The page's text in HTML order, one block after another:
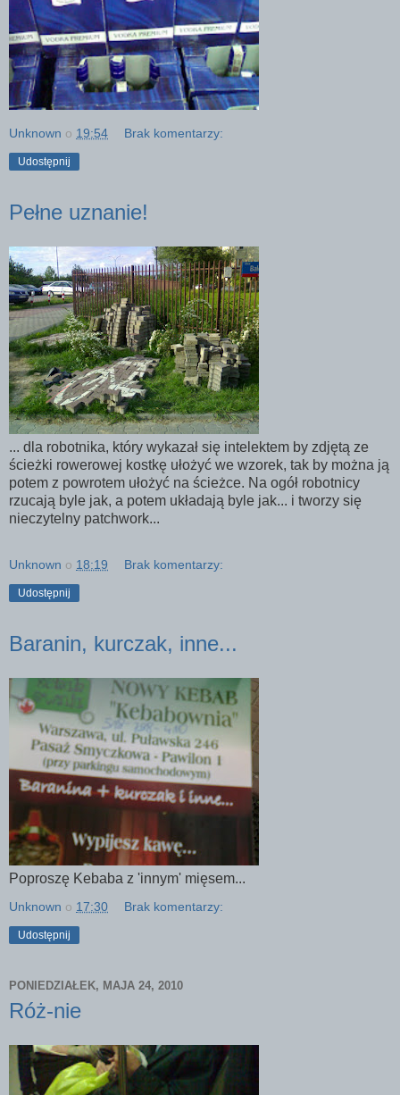
Unknown o 19:54 Brak komentarzy:
Udostępnij
Pełne uznanie!
... dla robotnika, który wykazał się intelektem by zdjętą ze
ścieżki rowerowej kostkę ułożyć we wzorek, tak by można ją
potem z powrotem ułożyć na ścieżce. Na ogół robotnicy
rzucają byle jak, a potem układają byle jak... i tworzy się
nieczytelny patchwork...
Unknown o 18:19 Brak komentarzy:
Udostępnij
Baranin, kurczak, inne...
Poproszę Kebaba z 'innym' mięsem...
Unknown o 17:30 Brak komentarzy:
Udostępnij
PONIEDZIAŁEK, MAJA 24, 2010
Róż-nie